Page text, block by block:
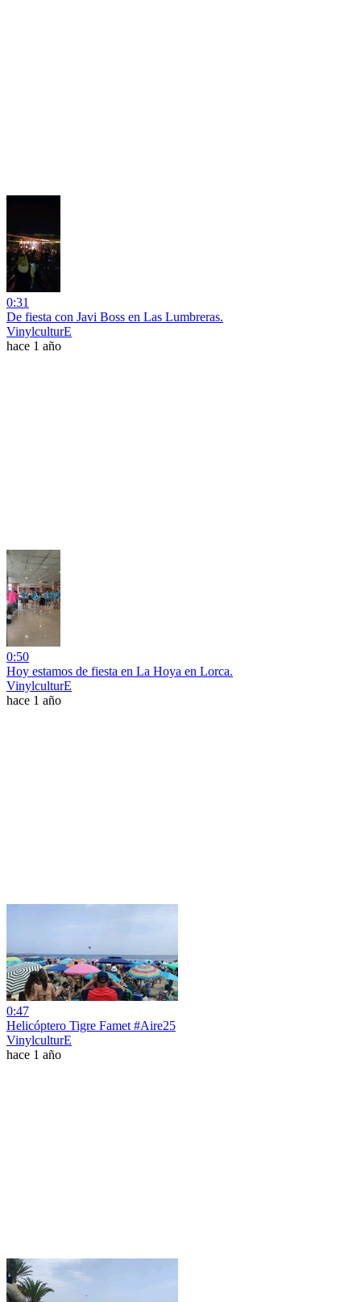
0:31
De fiesta con Javi Boss en Las Lumbreras.
VinylculturE
hace 1 año
0:50
Hoy estamos de fiesta en La Hoya en Lorca.
VinylculturE
hace 1 año
0:47
Helicóptero Tigre Famet #Aire25
VinylculturE
hace 1 año